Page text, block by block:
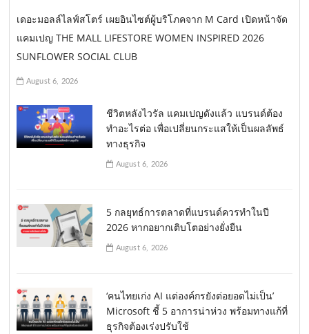
เดอะมอลล์ไลฟ์สโตร์ เผยอินไซต์ผู้บริโภคจาก M Card เปิดหน้าจัด
แคมเปญ THE MALL LIFESTORE WOMEN INSPIRED 2026
SUNFLOWER SOCIAL CLUB
August 6, 2026
ชีวิตหลังไวรัล แคมเปญดังแล้ว แบรนด์ต้อง
ทำอะไรต่อ เพื่อเปลี่ยนกระแสให้เป็นผลลัพธ์
ทางธุรกิจ
August 6, 2026
5 กลยุทธ์การตลาดที่แบรนด์ควรทำในปี
2026 หากอยากเติบโตอย่างยั่งยืน
August 6, 2026
‘คนไทยเก่ง AI แต่องค์กรยังต่อยอดไม่เป็น’
Microsoft ชี้ 5 อาการน่าห่วง พร้อมทางแก้ที่
ธุรกิจต้องเร่งปรับใช้